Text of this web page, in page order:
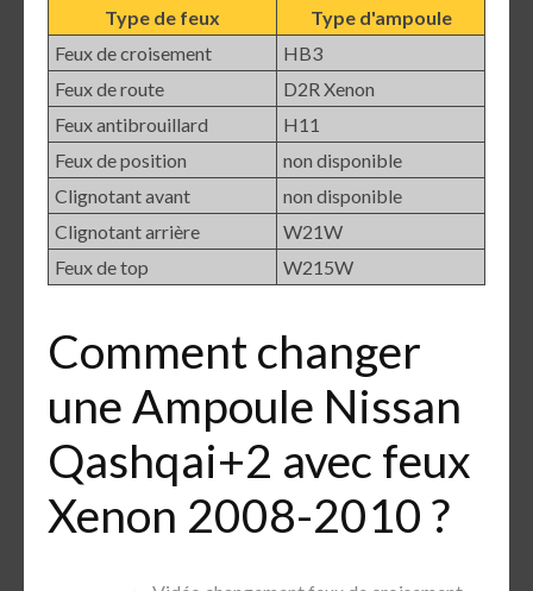
Type de feux
Type d'ampoule
Feux de croisement
HB3
Feux de route
D2R Xenon
Feux antibrouillard
H11
Feux de position
non disponible
Clignotant avant
non disponible
Clignotant arrière
W21W
Feux de top
W215W
Comment changer
une Ampoule Nissan
Qashqai+2 avec feux
Xenon 2008-2010 ?